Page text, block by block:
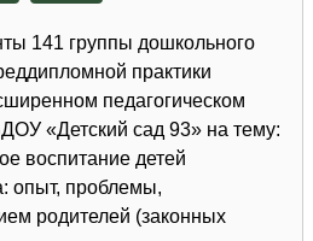
141 группы дошкольного
практики
педагогическом
«Детский сад 93» на тему:
воспитание детей
опыт, проблемы,
родителей (законных